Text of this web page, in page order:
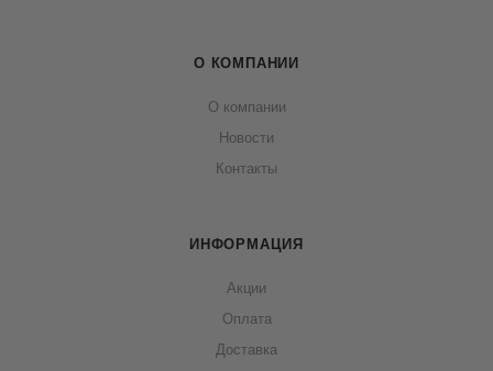
О КОМПАНИИ
О компании
Новости
Контакты
ИНФОРМАЦИЯ
Акции
Оплата
Доставка